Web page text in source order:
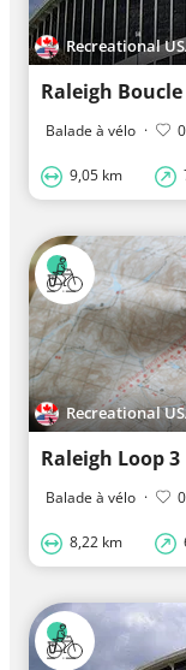
Recreational
Raleigh Boucle
Balade à vélo · 0
9,05 km
Recreational
Raleigh Loop 3
Balade à vélo · 0
8,22 km